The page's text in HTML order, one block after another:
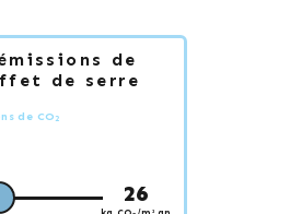
de
de serre
de CO 2
26